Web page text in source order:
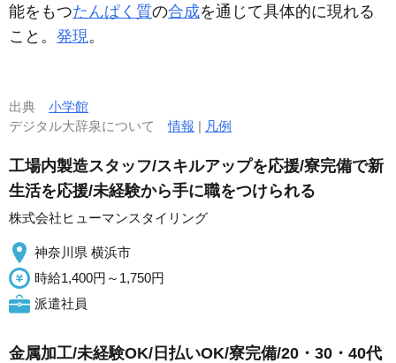
能をもつたんぱく質の合成を通じて具体的に現れる
こと。 発現。
出典 小学館
デジタル大辞泉について情報 | 凡例
工場内製造スタッフ/スキルアップを応援/寮完備で新
生活を応援/未経験から手に職をつけられる
株式会社ヒューマンスタイリング
神奈川県 横浜市
時給1,400円～1,750円
派遣社員
金属加工/未経験OK/日払いOK/寮完備/20・30・40代